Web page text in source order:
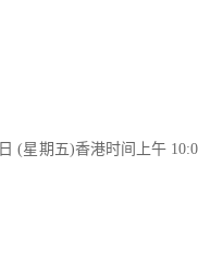
(星期五)香港时间上午